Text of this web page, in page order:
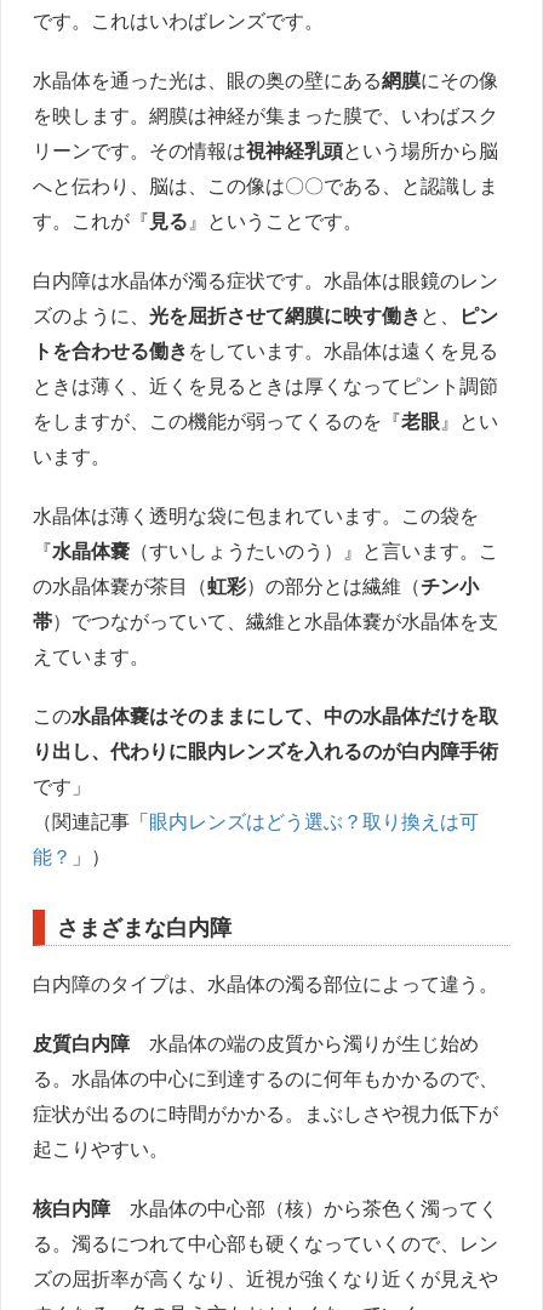
です。これはいわばレンズです。
水晶体を通った光は、眼の奥の壁にある網膜にその像
を映します。網膜は神経が集まった膜で、いわばスク
リーンです。その情報は視神経乳頭という場所から脳
へと伝わり、脳は、この像は〇〇である、と認識しま
す。これが『見る』ということです。
白内障は水晶体が濁る症状です。水晶体は眼鏡のレン
ズのように、光を屈折させて網膜に映す働きと、
ピン
トを合わせる働きをしています。水晶体は遠くを見る
ときは薄く、近くを見るときは厚くなってピント調節
をしますが、この機能が弱ってくるのを『老眼』とい
います。
水晶体は薄く透明な袋に包まれています。この袋を
『水晶体嚢 （すいしょうたいのう）』と言います。こ
の水晶体嚢が茶目（虹彩）の部分とは繊維（チン小
帯）でつながっていて、繊維と水晶体嚢が水晶体を支
えています。
この水晶体嚢はそのままにして、中の水晶体だけを取
り出し、代わりに眼内レンズを入れるのが白内障手術
です」
（関連記事「眼内レンズはどう選ぶ？取り換えは可
能？ 」）
さまざまな白内障
白内障のタイプは、水晶体の濁る部位によって違う。
皮質白内障 水晶体の端の皮質から濁りが生じ始め
る。水晶体の中心に到達するのに何年もかかるので、
症状が出るのに時間がかかる。まぶしさや視力低下が
起こりやすい。
核白内障 水晶体の中心部（核）から茶色く濁ってく
る。濁るにつれて中心部も硬くなっていくので、レン
ズの屈折率が高くなり、近視が強くなり近くが見えや